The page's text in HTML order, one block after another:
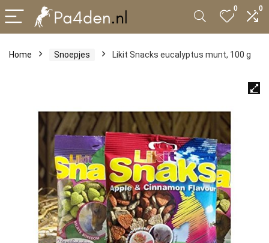
0 0
Home Snoepjes Likit Snacks eucalyptus munt, 100 g